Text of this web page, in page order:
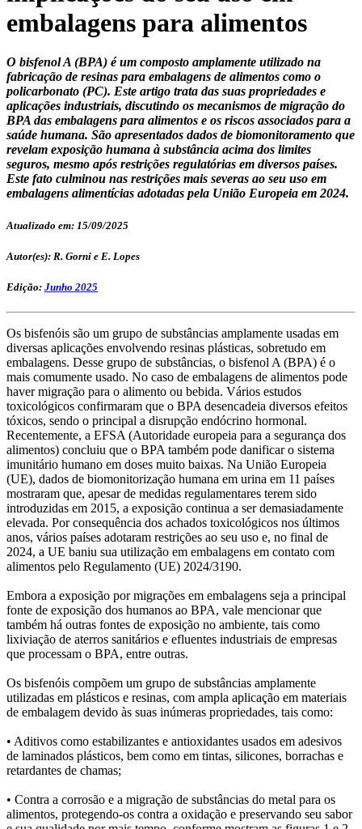
embalagens para alimentos
O bisfenol A (BPA) é um composto amplamente utilizado na
fabricação de resinas para embalagens de alimentos como o
policarbonato (PC). Este artigo trata das suas propriedades e
aplicações industriais, discutindo os mecanismos de migração do
BPA das embalagens para alimentos e os riscos associados para a
saúde humana. São apresentados dados de biomonitoramento que
revelam exposição humana à substância acima dos limites
seguros, mesmo após restrições regulatórias em diversos países.
Este fato culminou nas restrições mais severas ao seu uso em
embalagens alimentícias adotadas pela União Europeia em 2024.
Atualizado em: 15/09/2025
Autor(es): R. Gorni e E. Lopes
Edição: Junho 2025
Os bisfenóis são um grupo de substâncias amplamente usadas em
diversas aplicações envolvendo resinas plásticas, sobretudo em
embalagens. Desse grupo de substâncias, o bisfenol A (BPA) é o
mais comumente usado. No caso de embalagens de alimentos pode
haver migração para o alimento ou bebida. Vários estudos
toxicológicos confirmaram que o BPA desencadeia diversos efeitos
tóxicos, sendo o principal a disrupção endócrino hormonal.
Recentemente, a EFSA (Autoridade europeia para a segurança dos
alimentos) concluiu que o BPA também pode danificar o sistema
imunitário humano em doses muito baixas. Na União Europeia
(UE), dados de biomonitorização humana em urina em 11 países
mostraram que, apesar de medidas regulamentares terem sido
introduzidas em 2015, a exposição continua a ser demasiadamente
elevada. Por consequência dos achados toxicológicos nos últimos
anos, vários países adotaram restrições ao seu uso e, no final de
2024, a UE baniu sua utilização em embalagens em contato com
alimentos pelo Regulamento (UE) 2024/3190.
Embora a exposição por migrações em embalagens seja a principal
fonte de exposição dos humanos ao BPA, vale mencionar que
também há outras fontes de exposição no ambiente, tais como
lixiviação de aterros sanitários e efluentes industriais de empresas
que processam o BPA, entre outras.
Os bisfenóis compõem um grupo de substâncias amplamente
utilizadas em plásticos e resinas, com ampla aplicação em materiais
de embalagem devido às suas inúmeras propriedades, tais como:
• Aditivos como estabilizantes e antioxidantes usados em adesivos
de laminados plásticos, bem como em tintas, silicones, borrachas e
retardantes de chamas;
• Contra a corrosão e a migração de substâncias do metal para os
alimentos, protegendo-os contra a oxidação e preservando seu sabor